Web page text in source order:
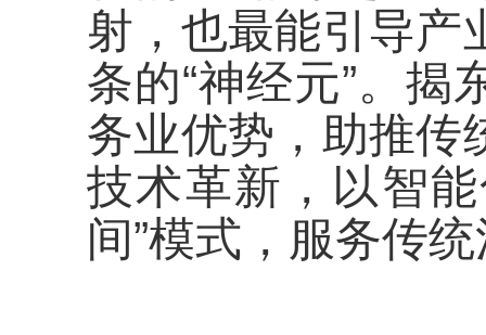
射，也最能引导产
条的“神经元”。揭
务业优势，助推传
技术革新，以智
间”模式，服务传